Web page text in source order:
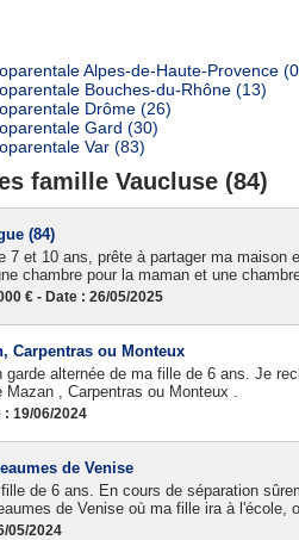
Alpes-de-Haute-Provence
Bouches-du-Rhône (13)
Drôme (26)
Gard (30)
Var (83)
famille Vaucluse (84)
(84)
et 10 ans, prête à partager ma maison
chambre pour la maman et une
€ - Date : 26/05/2025
Carpentras ou Monteux
alternée de ma fille de 6 ans. Je
, Carpentras ou Monteux .
: 19/06/2024
de Venise
de 6 ans. En cours de séparation
de Venise où ma fille ira à l'école,
05/2024